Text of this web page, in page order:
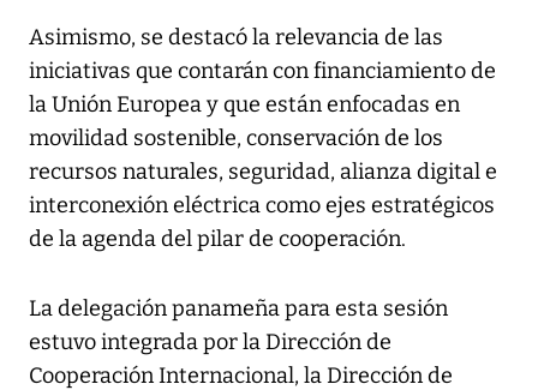
Asimismo, se destacó la relevancia de las
iniciativas que contarán con financiamiento de
la Unión Europea y que están enfocadas en
movilidad sostenible, conservación de los
recursos naturales, seguridad, alianza digital e
interconexión eléctrica como ejes estratégicos
de la agenda del pilar de cooperación.
La delegación panameña para esta sesión
estuvo integrada por la Dirección de
Cooperación Internacional, la Dirección de